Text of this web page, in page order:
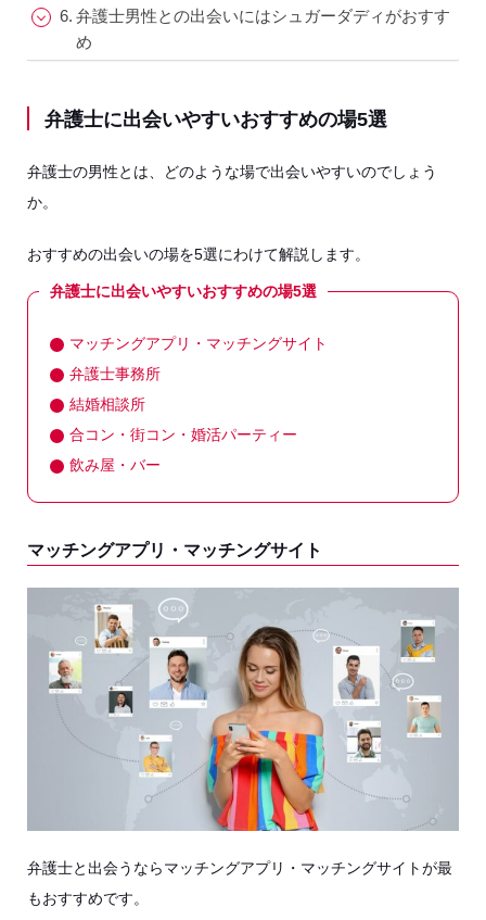
弁護士男性との出会いにはシュガーダディがおすす
め
弁護士に出会いやすいおすすめの場5選
弁護士の男性とは、どのような場で出会いやすいのでしょう
か。
おすすめの出会いの場を5選にわけて解説します。
弁護士に出会いやすいおすすめの場5選
マッチングアプリ・マッチングサイト
弁護士事務所
結婚相談所
合コン・街コン・婚活パーティー
飲み屋・バー
マッチングアプリ・マッチングサイト
弁護士と出会うならマッチングアプリ・マッチングサイトが最
もおすすめです。